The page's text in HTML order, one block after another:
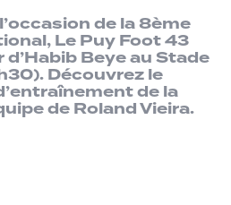
de la 8ème
Le Puy Foot 43
Beye au Stade
Découvrez le
de la
de Roland Vieira.